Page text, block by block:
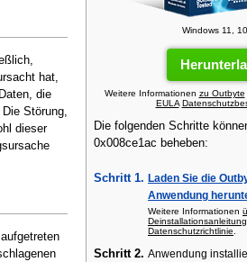
Windows 11,
Weitere Informationen zu Outbyte
EULA
Die folgenden Schritte
0x008ce1ac beheben:
Schritt 1. Laden Sie die
Anwendung
Weitere Informationen
Deinstallationsanleitung
Datenschutzrichtlinie
Schritt 2. Anwendung
hat,
die
Störung,
dieser